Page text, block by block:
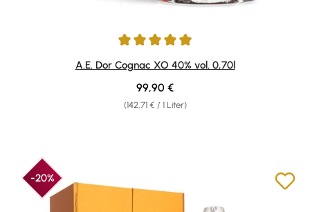
Durchschnittliche Bewertung von 4.88 von 5 Sternen
A.E. Dor Cognac XO 40% vol. 0,70l
(142,71 € / 1 Liter)
Regulärer Preis:
99,90 €
-20%